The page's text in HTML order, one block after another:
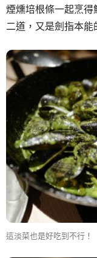
煙燻培根條一起烹
二道，又是劍指本能
這淡菜也是好吃到不行！